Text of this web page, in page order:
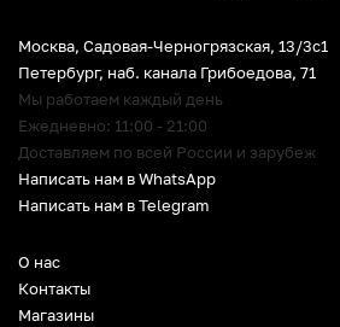
О нас
Контакты
Магазины
Москва, Садовая-Черногрязская, 13/3c1
Петербург, наб. канала Грибоедова, 71
Мы работаем каждый день
Ежедневно: 11:00 - 21:00
Доставляем по всей России и зарубеж
Написать нам в WhatsApp
Написать нам в Telegram